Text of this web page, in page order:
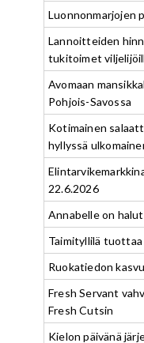
Luonnonmarjojen
Lannoitteiden
tukitoimet
Avomaan
Pohjois-Savossa
Kotimainen
hyllyssä
22.6.2026
Annabelle on
Taimityllilä
Ruokatiedon
Fresh Servant
Fresh Cutsin
Kielon päivänä